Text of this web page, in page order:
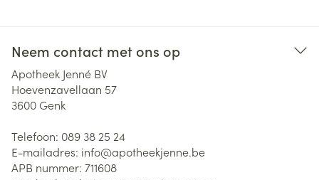
Neem contact met ons op
Apotheek Jenné BV
Hoevenzavellaan 57
3600 Genk
Telefoon: 089 38 25 24
E-mailadres: info@apotheekjenne.be
APB nummer: 711608